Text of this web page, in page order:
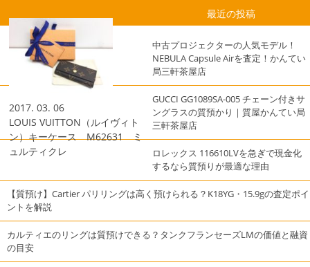
2017. 03. 06
LOUIS VUITTON（ルイヴィト
ン）キーケース M62631 ミ
ュルティクレ
最近の投稿
中古プロジェクターの人気モデル！
NEBULA Capsule Airを査定！かんてい
局三軒茶屋店
GUCCI GG1089SA-005 チェーン付きサ
ングラスの質預かり｜質屋かんてい局
三軒茶屋店
ロレックス 116610LVを急ぎで現金化
するなら質預りが最適な理由
【質預け】Cartier パリリングは高く預けられる？K18YG・15.9gの査定ポイ
ントを解説
カルティエのリングは質預けできる？タンクフランセーズLMの価値と融資
の目安